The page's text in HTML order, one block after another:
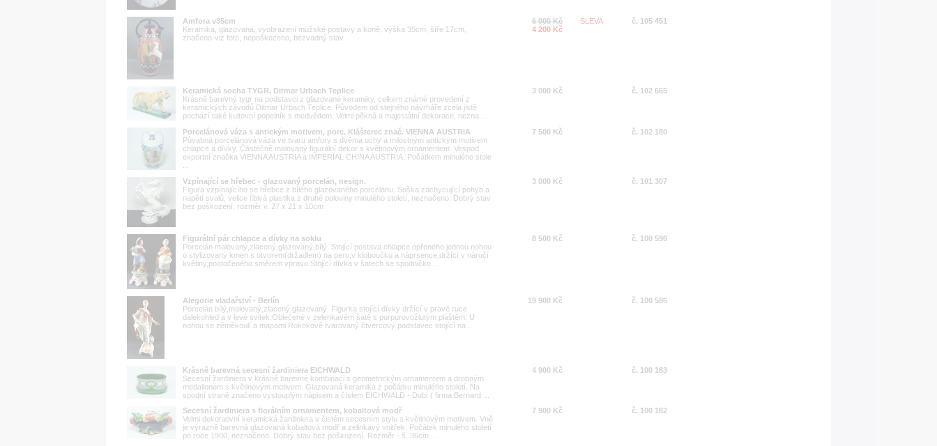
Amfora v35cm
Keramika, glazovaná, vyobrazení mužské postavy a koně, výška 35cm, šíře 17cm,
značeno-viz foto, nepoškozeno, bezvadný stav.
6 000 Kč
4 200 Kč
SLEVA č. 105 451
Keramická socha TYGR, Ditmar Urbach Teplice
Krásně barevný tygr na podstavci z glazované keramiky, celkem známé provedení z
keramických závodů Ditmar Urbach Teplice. Původem od stejného návrháře zcela jistě
pochází také kultovní popelník s medvědem. Velmi pěkná a majestátní dekorace, nezna ...
3 000 Kč č. 102 665
Porcelánová váza s antickým motivem, porc. Klášterec znač. VIENNA AUSTRIA
Půvabná porcelánová váza ve tvaru amfory s dvěma uchy a milostným antickým motivem
chlapce a dívky. Částečně malovaný figurální dekor s květinovým ornamentem. Vespod
exportní značka VIENNA AUSTRIA a IMPERIAL CHINA AUSTRIA. Počátkem minulého stole
7 500 Kč č. 102 180
Vzpínající se hřebec - glazovaný porcelán, nesign.
Figura vzpínajícího se hřebce z bílého glazovaného porcelánu. Soška zachycující pohyb a
napětí svalů, velice líbivá plastika z druhé poloviny minulého století, neznačeno. Dobrý stav
bez poškození, rozměr v. 27 x 21 x 10cm
3 000 Kč č. 101 307
Figurální pár chlapce a dívky na soklu
Porcelán malovaný,zlacený,glazovaný,bílý. Stojící postava chlapce opřeného jednou nohou
o stylizovaný kmen s otvorem(držadlem) na pero,v kloboučku a náprsence,držící v náručí
květiny,pootočeného směrem vpravo.Stojící dívka v šatech se spodničko ...
8 500 Kč č. 100 596
Alegorie vladařství - Berlín
Porcelán bílý,malovaný,zlacený,glazovaný. Figurka stojící dívky držící v pravé ruce
dalekohled a v levé svitek.Oblečené v zelenkavém šatě s purpurovožlutým pláštěm. U
nohou se zěměkoulí a mapami.Rokokově tvarovaný čtvercový podstavec stojící na ...
19 900 Kč č. 100 586
Krásně barevná secesní žardiniera EICHWALD
Secesní žardiniera v krásné barevné kombinaci s geometrickým ornamentem a drobným
medailonem s květinovým motivem. Glazovaná keramika z počátku minulého století. Na
spodní straně značeno vystouplým nápisem a číslem EICHWALD - Dubí ( firma Bernard ...
4 900 Kč č. 100 183
Secesní žardiniera s florálním ornamentem, kobaltová modř
Velmi dekorativní keramická žardiniera v čistém secesním stylu s květinovým motivem. Vně
je výrazně barevná glazovaná kobaltová modř a zelinkavý vnitřek. Počátek minulého století
po roce 1900, neznačeno. Dobrý stav bez poškození. Rozměr - š. 36cm ...
7 900 Kč č. 100 182